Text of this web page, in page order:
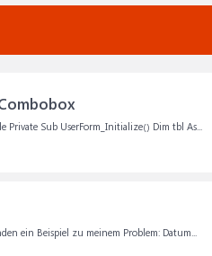
Private Sub UserForm_Initialize() Dim tbl As...
ein Beispiel zu meinem Problem: Datum...